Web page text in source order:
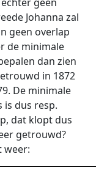
Johanna zal
geen overlap
de minimale
dan zien
in 1872
De minimale
is dus resp.
dat klopt dus
getrouwd?
weer: